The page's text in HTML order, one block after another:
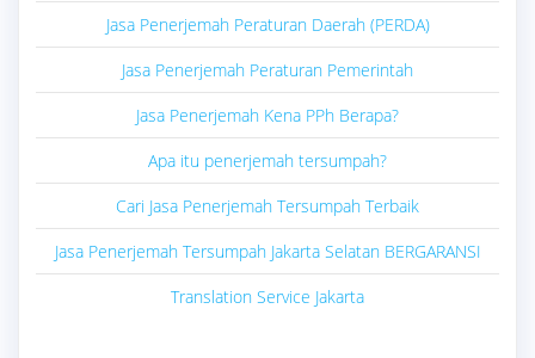
Jasa Penerjemah Peraturan Daerah (PERDA)
Jasa Penerjemah Peraturan Pemerintah
Jasa Penerjemah Kena PPh Berapa?
Apa itu penerjemah tersumpah?
Cari Jasa Penerjemah Tersumpah Terbaik
Jasa Penerjemah Tersumpah Jakarta Selatan BERGARANSI
Translation Service Jakarta